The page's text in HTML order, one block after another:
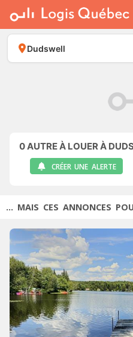
À LOUER
À VENDRE
PLACER UNE ANNONCE
Dudswell
0AUTRE À LOUER À
CRÉER UNE ALERTE
... MAIS CES ANNONCES